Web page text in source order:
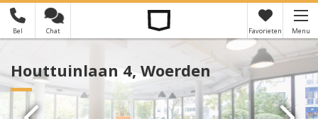
Bel Chat Favorieten Menu
×
Houttuinlaan 4, Woerden